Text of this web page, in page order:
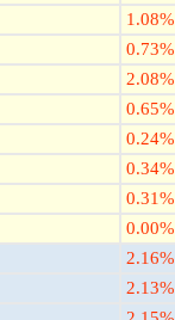
1.08%
0.73%
2.08%
0.65%
0.24%
0.34%
0.31%
0.00%
2.16%
2.13%